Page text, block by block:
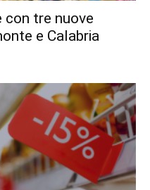
con tre nuove
e Calabria